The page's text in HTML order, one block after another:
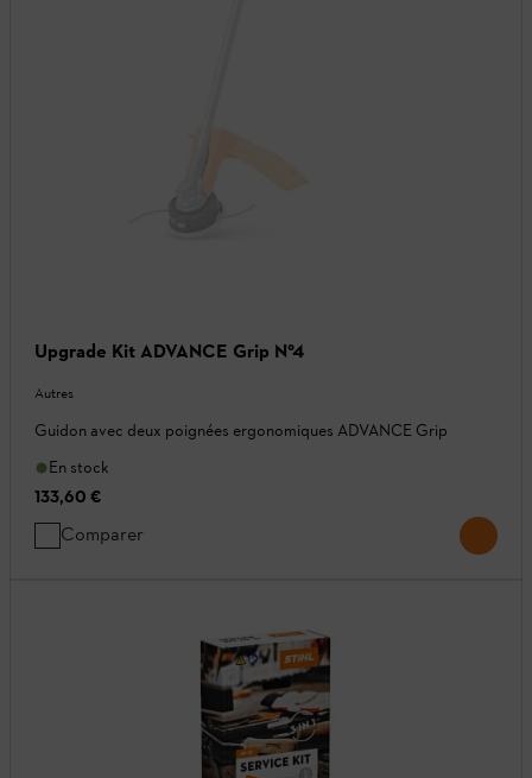
Upgrade Kit ADVANCE Grip N°4
Autres
Guidon avec deux poignées ergonomiques ADVANCE Grip
En stock
133,60 €
Comparer